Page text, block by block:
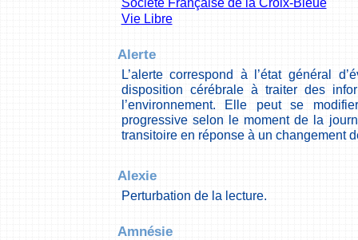
Vie Libre
Alerte
L’alerte correspond à l’état général
disposition cérébrale à traiter des
l’environnement. Elle peut se
progressive selon le moment de la
transitoire en réponse à un changement
Alexie
Perturbation de la lecture.
Amnésie